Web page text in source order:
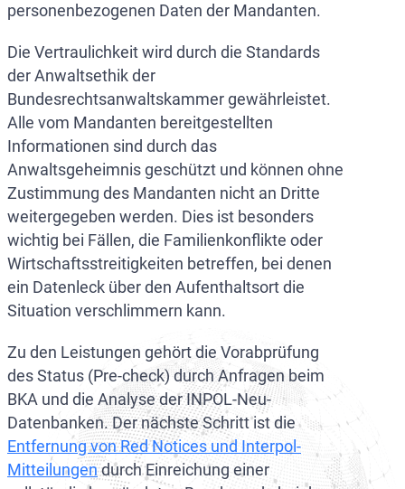
personenbezogenen Daten der Mandanten.
Die Vertraulichkeit wird durch die Standards
der Anwaltsethik der
Bundesrechtsanwaltskammer gewährleistet.
Alle vom Mandanten bereitgestellten
Informationen sind durch das
Anwaltsgeheimnis geschützt und können ohne
Zustimmung des Mandanten nicht an Dritte
weitergegeben werden. Dies ist besonders
wichtig bei Fällen, die Familienkonflikte oder
Wirtschaftsstreitigkeiten betreffen, bei denen
ein Datenleck über den Aufenthaltsort die
Situation verschlimmern kann.
Zu den Leistungen gehört die Vorabprüfung
des Status (Pre-check) durch Anfragen beim
BKA und die Analyse der INPOL-Neu-
Datenbanken. Der nächste Schritt ist die
Entfernung von Red Notices und Interpol-
Mitteilungendurch Einreichung einer